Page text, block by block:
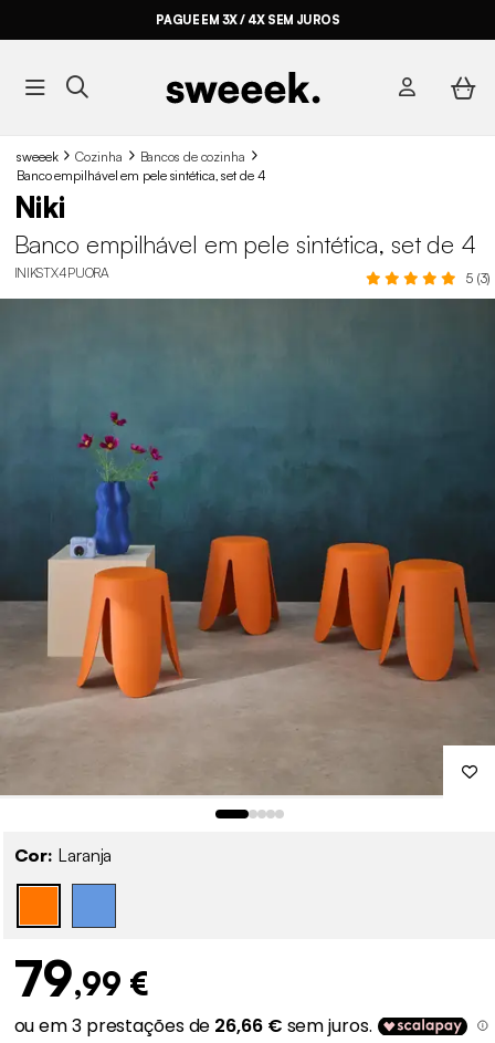
PAGUE EM 3X / 4X SEM JUROS
sweeek Cozinha
Bancos de cozinha
Banco empilhável em pele sintética, set de 4
Niki
Banco empilhável em pele sintética, set de 4
INIKSTX4PUORA 5 (3)
Cor: Laranja
79,99 €